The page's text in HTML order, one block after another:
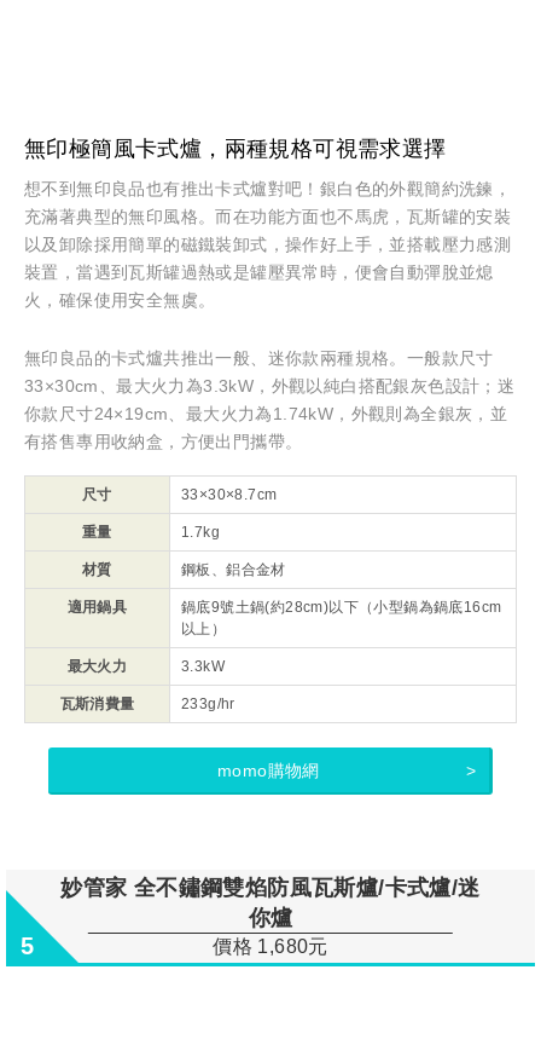
無印極簡風卡式爐，兩種規格可視需求選擇
想不到無印良品也有推出卡式爐對吧！銀白色的外觀簡約洗鍊，
充滿著典型的無印風格。而在功能方面也不馬虎，瓦斯罐的安裝
以及卸除採用簡單的磁鐵裝卸式，操作好上手，並搭載壓力感測
裝置，當遇到瓦斯罐過熱或是罐壓異常時，便會自動彈脫並熄
火，確保使用安全無虞。
無印良品的卡式爐共推出一般、迷你款兩種規格。一般款尺寸
33×30cm、最大火力為3.3kW，外觀以純白搭配銀灰色設計；迷
你款尺寸24×19cm、最大火力為1.74kW，外觀則為全銀灰，並
有搭售專用收納盒，方便出門攜帶。
尺寸 33×30×8.7cm
重量 1.7kg
材質 鋼板、鋁合金材
適用鍋具
鍋底9號土鍋(約28cm)以下（小型鍋為鍋底16cm
以上）
最大火力 3.3kW
瓦斯消費量 233g/hr
momo購物網
5
妙管家 全不鏽鋼雙焰防風瓦斯爐/卡式爐/迷
你爐
價格 1,680元